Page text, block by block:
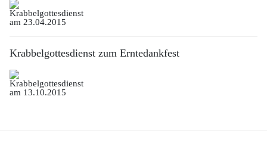
Krabbelgottesdienst zum Erntedankfest